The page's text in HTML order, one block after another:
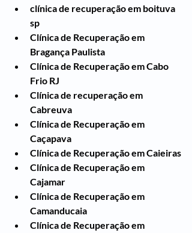
clínica de recuperação em boituva
sp
Clínica de Recuperação em
Bragança Paulista
Clínica de Recuperação em Cabo
Frio RJ
Clínica de recuperação em
Cabreuva
Clínica de Recuperação em
Caçapava
Clínica de Recuperação em Caieiras
Clínica de Recuperação em
Cajamar
Clínica de Recuperação em
Camanducaia
Clínica de Recuperação em